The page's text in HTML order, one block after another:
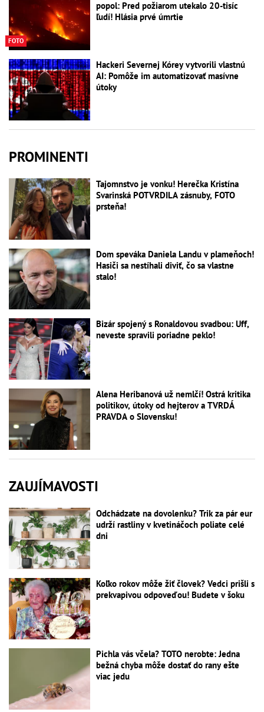
FOTO
popol: Pred požiarom utekalo 20-tisíc
ľudí! Hlásia prvé úmrtie
Hackeri Severnej Kórey vytvorili vlastnú
AI: Pomôže im automatizovať masívne
útoky
PROMINENTI
Tajomnstvo je vonku! Herečka Kristína
Svarinská POTVRDILA zásnuby, FOTO
prsteňa!
Dom speváka Daniela Landu v plameňoch!
Hasiči sa nestíhali diviť, čo sa vlastne
stalo!
Bizár spojený s Ronaldovou svadbou: Uff,
neveste spravili poriadne peklo!
Alena Heribanová už nemlčí! Ostrá kritika
politikov, útoky od hejterov a TVRDÁ
PRAVDA o Slovensku!
ZAUJÍMAVOSTI
Odchádzate na dovolenku? Trik za pár eur
udrží rastliny v kvetináčoch poliate celé
dni
Koľko rokov môže žiť človek? Vedci prišli s
prekvapivou odpoveďou! Budete v šoku
Pichla vás včela? TOTO nerobte: Jedna
bežná chyba môže dostať do rany ešte
viac jedu